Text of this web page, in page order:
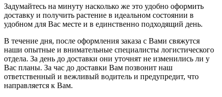
Задумайтесь на минуту насколько же это удобно оформить
доставку и получить растение в идеальном состоянии в
удобном для Вас месте и в единственно подходящий день.
В течение дня, после оформления заказа с Вами свяжутся
наши опытные и внимательные специалисты логистического
отдела. За день до доставки они уточнят не изменились ли у
Вас планы. За час до доставки Вам позвонит наш
ответственный и вежливый водитель и предупредит, что
направляется к Вам.